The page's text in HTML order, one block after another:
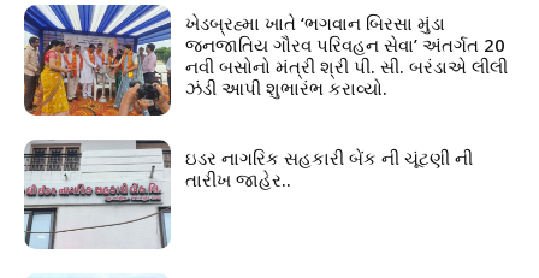
ખેડબ્રહ્મા ખાતે ‘ભગવાન બિરસા મુંડા
જનજાતિય ગૌરવ પરિવહન સેવા’ અંતર્ગત 20
નવી બસોનો મંત્રી શ્રી પી. સી. બરંડાએ લીલી
ઝંડી આપી શુભારંભ કરાવ્યો.
ઇડર નાગરિક સહકારી બેંક ની ચૂંટણી ની
તારીખ જાહેર..